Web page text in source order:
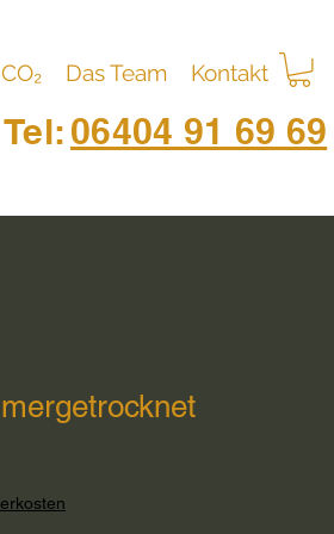
CO₂ Das Team Kontakt
06404 91 69 69
Tel: